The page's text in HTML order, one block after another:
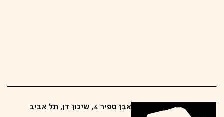
אבן ספיר 4, שיכון דן, תל אביב